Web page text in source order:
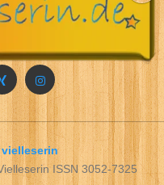
vielleserin
ISSN 3052-7325